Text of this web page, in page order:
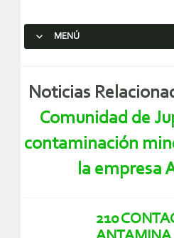
MENÚ
Noticias
Comunidad de
contaminación
la empresa
210